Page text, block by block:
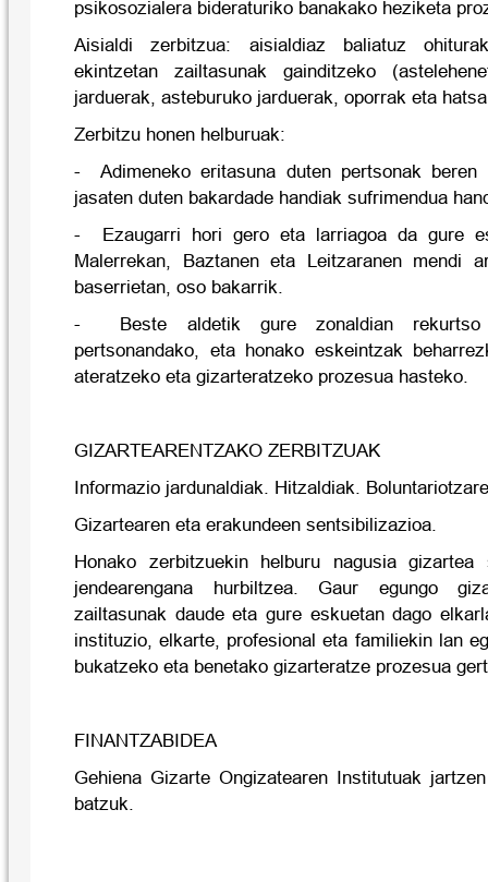
psikosozialera bideraturiko banakako heziketa
Aisialdi zerbitzua: aisialdiaz baliatuz
ekintzetan zailtasunak gainditzeko
jarduerak, asteburuko jarduerak, oporrak eta
Zerbitzu honen helburuak:
-Adimeneko eritasuna duten pertsonak beren
jasaten duten bakardade handiak sufrimendua
- Ezaugarri hori gero eta larriagoa da gure
Malerrekan, Baztanen eta Leitzaranen mendi
baserrietan, oso bakarrik.
- Beste aldetik gure zonaldian
pertsonandako, eta honako eskeintzak
ateratzeko eta gizarteratzeko prozesua hasteko.
GIZARTEARENTZAKO ZERBITZUAK
Informazio jardunaldiak. Hitzaldiak.
Gizartearen eta erakundeen sentsibilizazioa.
Honako zerbitzuekin helburu nagusia
jendearengana hurbiltzea. Gaur egungo
zailtasunak daude eta gure eskuetan dago
instituzio, elkarte, profesional eta familiekin lan
bukatzeko eta benetako gizarteratze prozesua
FINANTZABIDEA
Gehiena Gizarte Ongizatearen Institutuak
batzuk.